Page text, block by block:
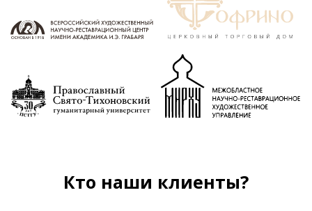
Кто наши клиенты?